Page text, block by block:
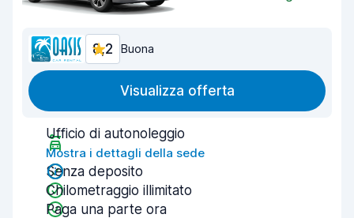
8,2 Buona
Visualizza offerta
Ufficio di autonoleggio
Mostra i dettagli della sede
Senza deposito
Chilometraggio illimitato
Paga una parte ora